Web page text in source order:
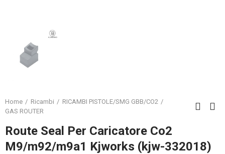
Home Ricambi
RICAMBI PISTOLE/SMG GBB/CO2
GAS ROUTER
Route Seal Per Caricatore Co2
M9/m92/m9a1 Kjworks (kjw-332018)